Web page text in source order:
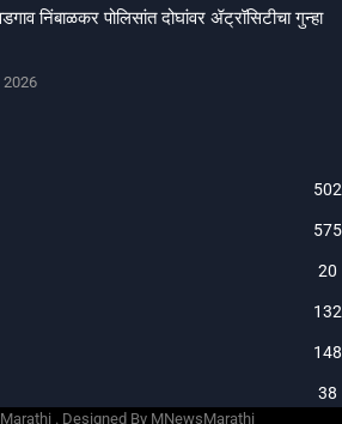
निंबाळकर पोलिसांत दोघांवर ॲट्रॉसिटीचा गुन्हा
2026
502
575
20
132
38
. Designed By MNewsMarathi